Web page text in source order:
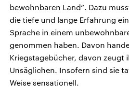
bewohnbaren Land“. Dazu
die tiefe und lange Erfahrung
Sprache in einem
genommen haben. Davon
Kriegstagebücher, davon zeugt
Unsäglichen. Insofern sind sie
Weise sensationell.